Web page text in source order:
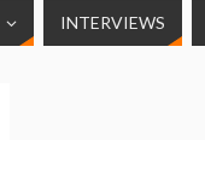
INTERVIEWS